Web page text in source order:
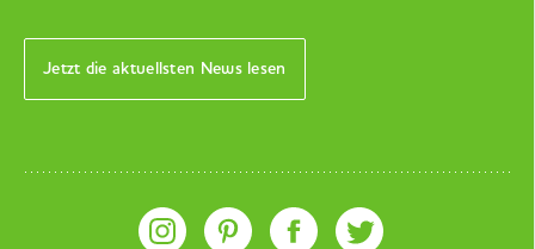
Jetzt die aktuellsten News lesen